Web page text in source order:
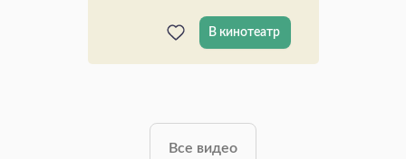
В кинотеатр
Все видео